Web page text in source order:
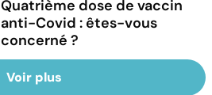
Quatrième dose de vaccin
anti-Covid : êtes-vous
concerné ?
Voir plus